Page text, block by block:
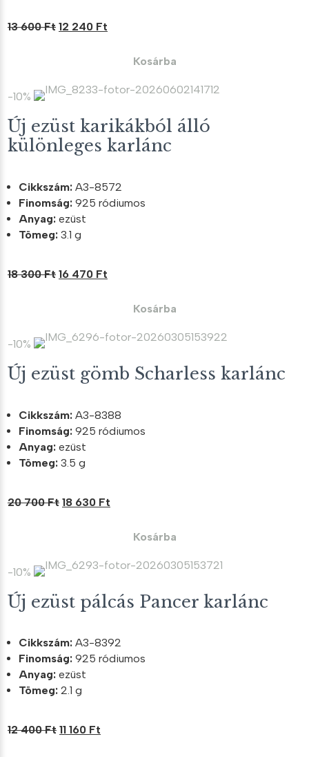
13 600Ft Original
600 Ft.
12 240 Ft
240 Ft.
Kosárba
-10%
Új ezüst karikákból álló
különleges karlánc
Cikkszám: A3-8572
Finomság: 925 ródiumos
Anyag: ezüst
Tömeg: 3.1 g
18 300Ft Original
300 Ft.
16 470 Ft
470 Ft.
Kosárba
-10%
Új ezüst gömb Scharless karlánc
Cikkszám: A3-8388
Finomság: 925 ródiumos
Anyag: ezüst
Tömeg: 3.5 g
20 700Ft Original
700 Ft.
18 630 Ft
630 Ft.
Kosárba
-10%
Új ezüst pálcás Pancer karlánc
Cikkszám: A3-8392
Finomság: 925 ródiumos
Anyag: ezüst
Tömeg: 2.1 g
12 400Ft Original
11 160 Ft